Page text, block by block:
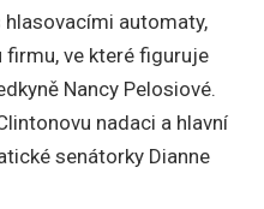
automaty,
ve které figuruje
Nancy Pelosiové.
nadaci a hlavní
senátorky Dianne